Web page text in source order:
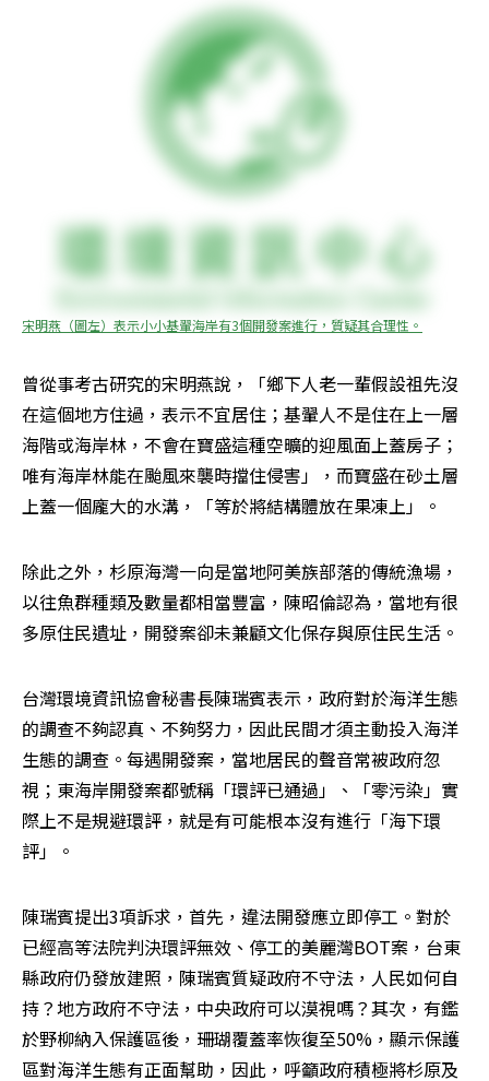
宋明燕（圖左）表示小小基翬海岸有3個開發案進行，質疑其合理性。
曾從事考古研究的宋明燕說，「鄉下人老一輩假設祖先沒
在這個地方住過，表示不宜居住；基翬人不是住在上一層
海階或海岸林，不會在寶盛這種空曠的迎風面上蓋房子；
唯有海岸林能在颱風來襲時擋住侵害」，而寶盛在砂土層
上蓋一個龐大的水溝，「等於將結構體放在果凍上」。
除此之外，杉原海灣一向是當地阿美族部落的傳統漁場，
以往魚群種類及數量都相當豐富，陳昭倫認為，當地有很
多原住民遺址，開發案卻未兼顧文化保存與原住民生活。
台灣環境資訊協會秘書長陳瑞賓表示，政府對於海洋生態
的調查不夠認真、不夠努力，因此民間才須主動投入海洋
生態的調查。每遇開發案，當地居民的聲音常被政府忽
視；東海岸開發案都號稱「環評已通過」、「零污染」實
際上不是規避環評，就是有可能根本沒有進行「海下環
評」。
陳瑞賓提出3項訴求，首先，違法開發應立即停工。對於
已經高等法院判決環評無效、停工的美麗灣BOT案，台東
縣政府仍發放建照，陳瑞賓質疑政府不守法，人民如何自
持？地方政府不守法，中央政府可以漠視嗎？其次，有鑑
於野柳納入保護區後，珊瑚覆蓋率恢復至50%，顯示保護
區對海洋生態有正面幫助，因此，呼籲政府積極將杉原及